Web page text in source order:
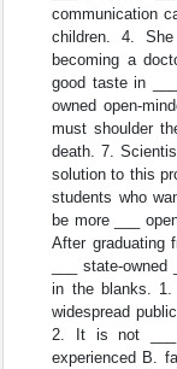
communication
children. 4.
becoming a
good taste in
owned open-
must shoulder
death. 7.
solution to this
students who
be more ___
After graduating
___ state-
in the blanks. 1.
widespread
2. It is not ___
experienced B.